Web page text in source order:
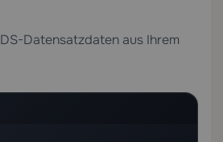
Datensatzdaten aus Ihrem